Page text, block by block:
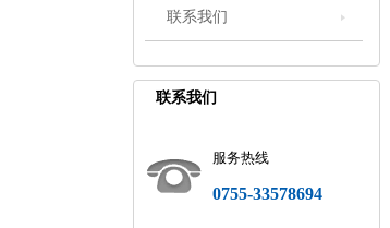
联系我们
联系我们
服务热线
0755-33578694